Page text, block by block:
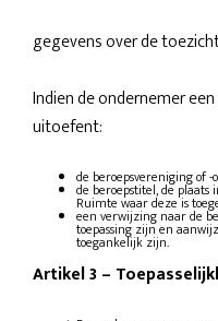
gegevens over de
Indien de ondernemer
uitoefent:
de beroepsvereniging of
de beroepstitel, de plaats
Ruimte waar deze is
een verwijzing naar de
toepassing zijn en
toegankelijk zijn.
Artikel 3 –